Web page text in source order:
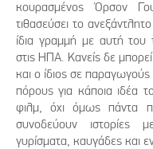
κουρασμένος Όρσον
τιθασεύσει το
ίδια γραμμή με αυτή
στις ΗΠΑ. Κανείς δε
και ο ίδιος σε
πόρους για κάποια ιδέα
φιλμ, όχι όμως πάντα
συνοδεύουν ιστορίες
γυρίσματα, καυγάδες και